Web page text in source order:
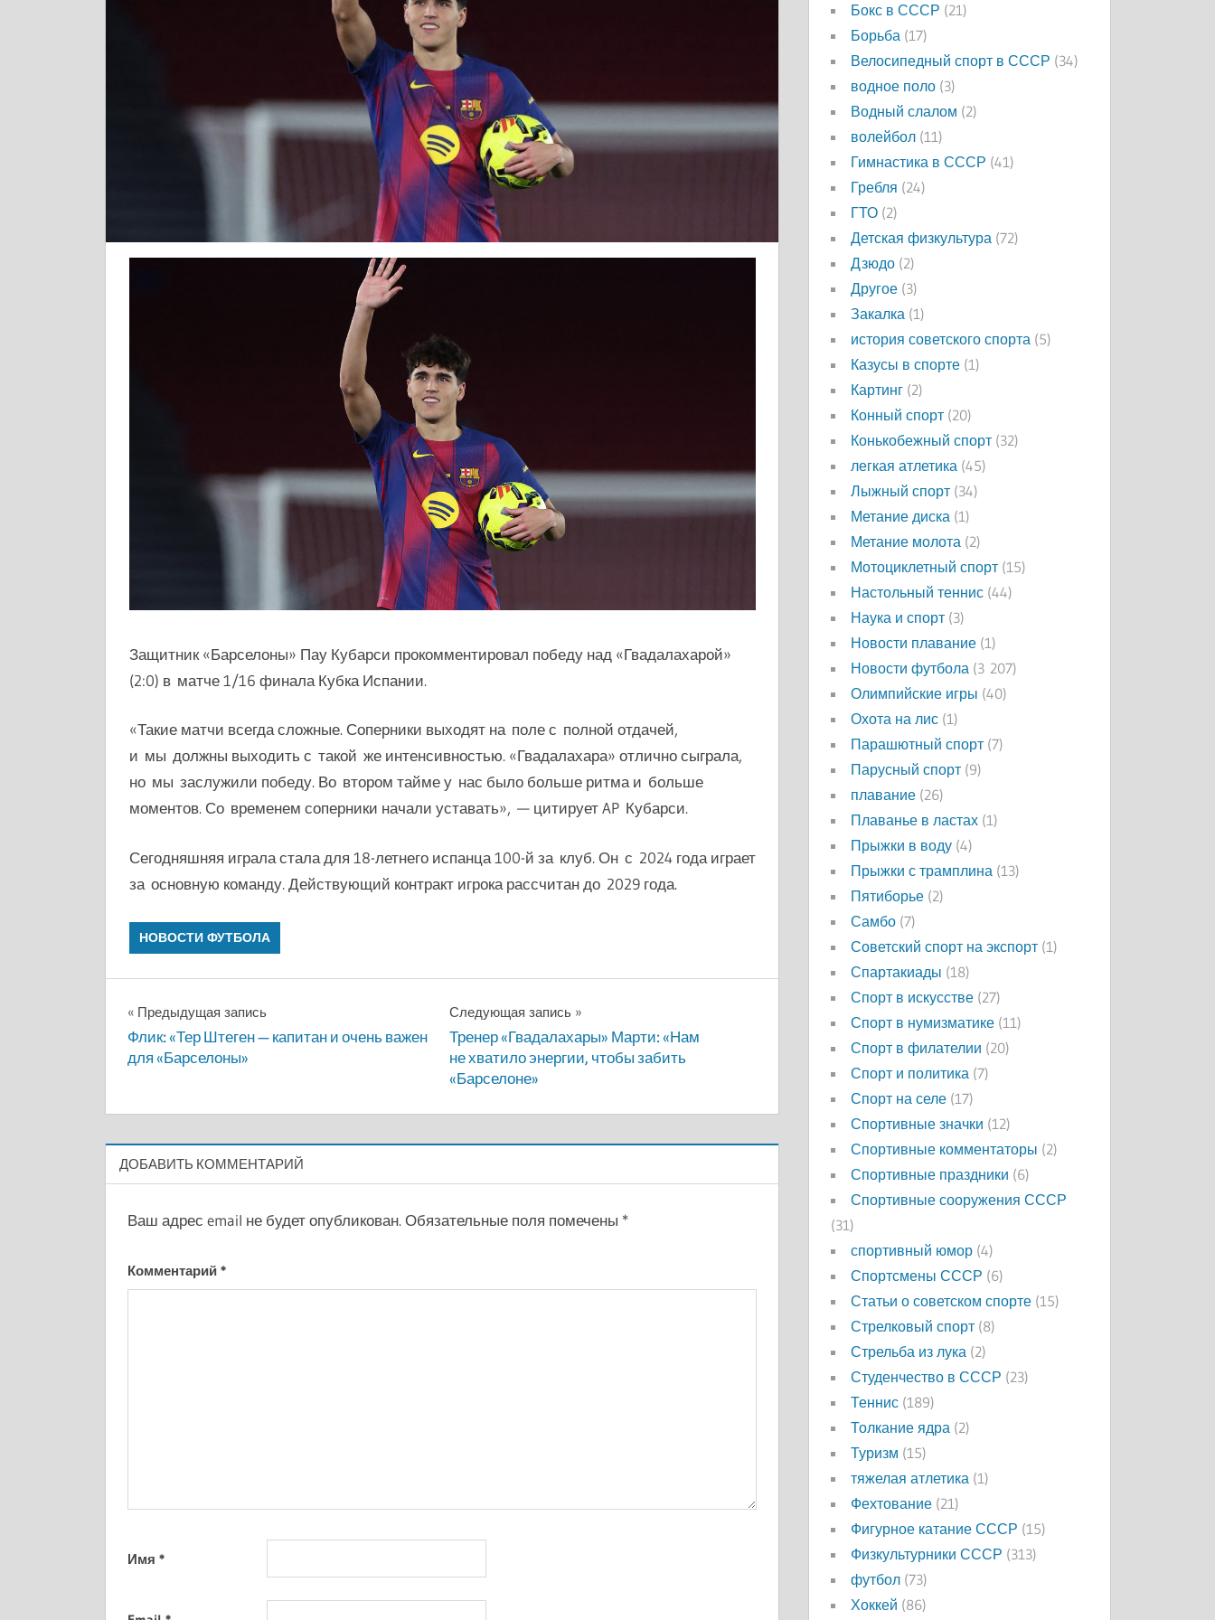
Защитник «Барселоны» Пау Кубарси прокомментировал победу над «Гвадалахарой»
(2:0) в матче 1/16 финала Кубка Испании.
«Такие матчи всегда сложные. Соперники выходят на поле с полной отдачей,
и мы должны выходить с такой же интенсивностью. «Гвадалахара» отлично сыграла,
но мы заслужили победу. Во втором тайме у нас было больше ритма и больше
моментов. Со временем соперники начали уставать», — цитируетAP Кубарси.
Сегодняшняя играла стала для 18-летнего испанца 100-й за клуб.Он с 2024 года играет
за основную команду. Действующий контракт игрока рассчитан до 2029 года.
НОВОСТИ ФУТБОЛА
Навигация
по
Предыдущая запись
Флик: «Тер Штеген — капитан и очень важен
для «Барселоны»
Следующая запись
Тренер «Гвадалахары» Марти: «Нам
не хватило энергии, чтобы забить
«Барселоне»
ДОБАВИТЬ КОММЕНТАРИЙ
Ваш адрес email не будет опубликован.Обязательные поля помечены *
Комментарий *
Имя *
Бокс в СССР (21)
Борьба (17)
Велосипедный спорт в СССР (34)
водное поло (3)
Водный слалом (2)
волейбол (11)
Гимнастика в СССР (41)
Гребля (24)
ГТО (2)
Детская физкультура (72)
Дзюдо (2)
Другое (3)
Закалка (1)
история советского спорта (5)
Казусы в спорте (1)
Картинг (2)
Конный спорт (20)
Конькобежный спорт (32)
легкая атлетика (45)
Лыжный спорт (34)
Метание диска (1)
Метание молота (2)
Мотоциклетный спорт (15)
Настольный теннис (44)
Наука и спорт (3)
Новости плавание (1)
Новости футбола (3 207)
Олимпийские игры (40)
Охота на лис (1)
Парашютный спорт (7)
Парусный спорт (9)
плавание (26)
Плаванье в ластах (1)
Прыжки в воду (4)
Прыжки с трамплина (13)
Пятиборье (2)
Самбо (7)
Советский спорт на экспорт (1)
Спартакиады (18)
Спорт в искусстве (27)
Спорт в нумизматике (11)
Спорт в филателии (20)
Спорт и политика (7)
Спорт на селе (17)
Спортивные значки (12)
Спортивные комментаторы (2)
Спортивные праздники (6)
Спортивные сооружения СССР
(31)
спортивный юмор (4)
Спортсмены СССР (6)
Статьи о советском спорте (15)
Стрелковый спорт (8)
Стрельба из лука (2)
Студенчество в СССР (23)
Теннис (189)
Толкание ядра (2)
Туризм (15)
тяжелая атлетика (1)
Фехтование (21)
Фигурное катание СССР (15)
Физкультурники СССР (313)
футбол (73)
Хоккей (86)